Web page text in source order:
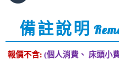
備註說明
報價不含: (個人消費、 床頭小